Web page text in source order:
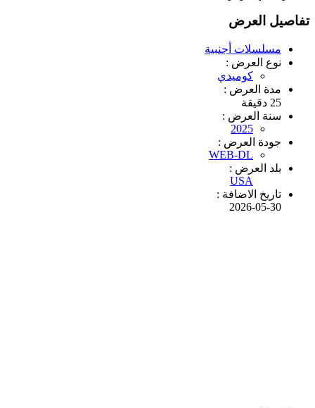
تفاصيل العرض
مسلسلات أجنبية
نوع العرض :
كوميدي
مدة العرض :
25 دقيقة
سنة العرض :
2025
جودة العرض :
WEB-DL
بلد العرض :
USA
تاريخ الاضافة :
2026-05-30